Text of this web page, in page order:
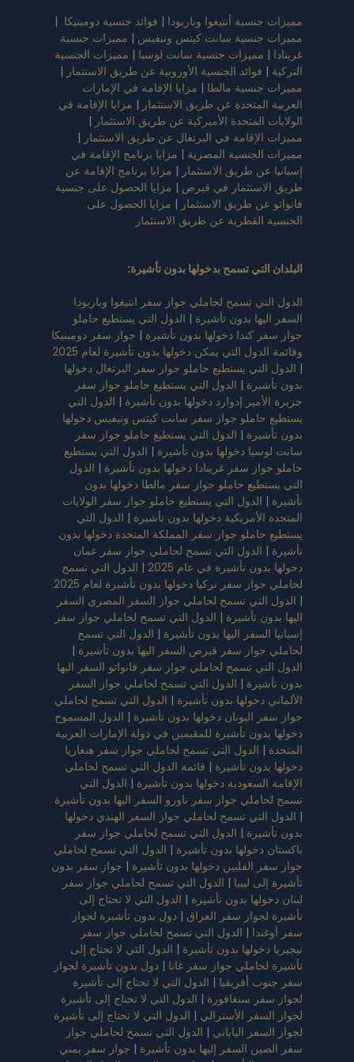
مميزات جنسية أنتيغوا وباربودا | فوائد جنسية دومينيكا |
مميزات جنسية سانت كيتس ونيفيس | مميزات جنسية
غرينادا | مميزات جنسية سانت لوسيا | مميزات الجنسية
التركية | فوائد الجنسية الأوروبية عن طريق الاستثمار |
مميزات جنسية مالطا | مزايا الإقامة في الإمارات
العربية المتحدة عن طريق الاستثمار | مزايا الإقامة في
الولايات المتحدة الأميركية عن طريق الاستثمار |
مميزات الإقامة في البرتغال عن طريق الاستثمار |
مميزات الجنسية المصرية | مزايا برنامج الإقامة في
إسبانيا عن طريق الاستثمار | مزايا برنامج الإقامة عن
طريق الاستثمار في قبرص | مزايا الحصول على جنسية
فانواتو عن طريق الاستثمار | مزايا الحصول على
الجنسية القطرية عن طريق الاستثمار
البلدان التي تسمح بدخولها بدون تأشيرة:
الدول التي تسمح لحاملي جواز سفر انتيغوا وباربودا
السفر اليها بدون تأشيرة | الدول التي يستطيع حاملو
جواز سفر كندا دخولها بدون تأشيرة | جواز سفر دومينيكا
وقائمة الدول التي يمكن دخولها بدون تأشيرة لعام 2025
| الدول التي يستطيع حاملو جواز سفر البرتغال دخولها
بدون تأشيرة | الدول التي يستطيع حاملو جواز سفر
جزيرة الأمير إدوارد دخولها بدون تأشيرة | الدول التي
يستطيع حاملو جواز سفر سانت كيتس ونيفيس دخولها
بدون تأشيرة | الدول التي يستطيع حاملو جواز سفر
سانت لوسيا دخولها بدون تأشيرة | الدول التي يستطيع
حاملو جواز سفر غرينادا دخولها بدون تأشيرة | الدول
التي يستطيع حاملو جواز سفر مالطا دخولها بدون
تأشيرة | الدول التي يستطيع حاملو جواز سفر الولايات
المتحدة الأمريكية دخولها بدون تأشيرة | الدول التي
يستطيع حاملو جواز سفر المملكة المتحدة دخولها بدون
تأشيرة | الدول التي تسمح لحاملي جواز سفر عمان
دخولها بدون تأشيرة في عام 2025
| الدول التي تسمح
لحاملي جواز سفر تركيا دخولها بدون تأشيرة لعام 2025.
| الدول التي تسمح لحاملي جواز السفر المصري السفر
اليها بدون تأشيرة | الدول التي تسمح لحاملي جواز سفر
إسبانيا السفر اليها بدون تأشيرة | الدول التي تسمح
لحاملي جواز سفر قبرص السفر اليها بدون تأشيرة |
الدول التي تسمح لحاملي جواز سفر فانواتو السفر اليها
بدون تأشيرة | الدول التي تسمح لحاملي جواز السفر
الألماني دخولها بدون تأشيرة | الدول التي تسمح لحاملي
جواز سفر اليونان دخولها بدون تأشيرة | الدول المسموح
دخولها بدون تأشيرة للمقيمين في دولة الإمارات العربية
المتحدة | الدول التي تسمح لحاملي جواز سفر هنغاريا
دخولها بدون تأشيرة | قائمة الدول التي تسمح لحاملي
الإقامة السعودية دخولها بدون تأشيرة | الدول التي
تسمح لحاملي جواز سفر ناورو السفر اليها بدون تأشيرة
| الدول التي تسمح لحاملي جواز السفر الهندي دخولها
بدون تأشيرة | الدول التي تسمح لحاملي جواز سفر
باكستان دخولها بدون تأشيرة | الدول التي تسمح لحاملي
جواز سفر الفلبين دخولها بدون تأشيرة | جواز سفر بدون
تأشيرة إلى ليبيا | الدول التي تسمح لحاملي جواز سفر
لبنان دخولها بدون تأشيرة | الدول التي لا تحتاج إلى
تأشيرة لجواز سفر العراق | دول بدون تأشيرة لجواز
سفر أوغندا | الدول التي تسمح لحاملي جواز سفر
نيجيريا دخولها بدون تأشيرة | الدول التي لا تحتاج إلى
تأشيرة لحاملي جواز سفر غانا | دول بدون تأشيرة لجواز
سفر جنوب أفريقيا | الدول التي لا تحتاج إلى تأشيرة
لجواز سفر سنغافورة | الدول التي لا تحتاج إلى تأشيرة
لجواز السفر الأسترالي | الدول التي لا تحتاج إلى تأشيرة
لجواز السفر الياباني | الدول التي تسمح لحاملي جواز
سفر الصين السفر إليها بدون تأشيرة | جواز سفر يمني